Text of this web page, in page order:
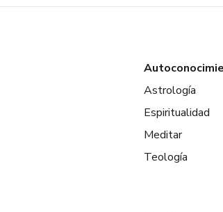
Astrología
Espiritualidad
Meditar
Teología